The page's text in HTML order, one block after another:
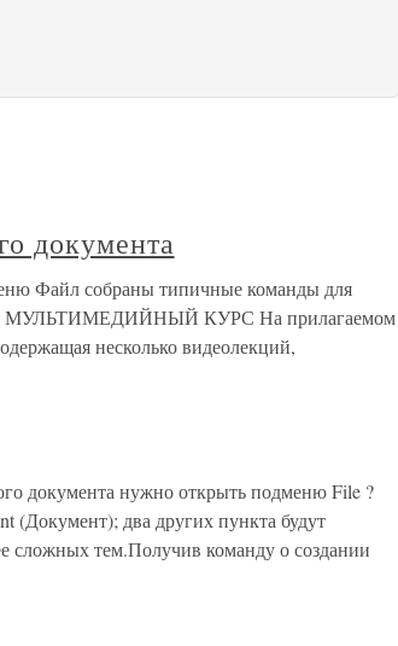
документа
Файл собраны типичные команды для
МУЛЬТИМЕДИЙНЫЙ КУРС На прилагаемом
несколько видеолекций,
документа нужно открыть подменю File ?
два других пункта будут
сложных тем.Получив команду о создании